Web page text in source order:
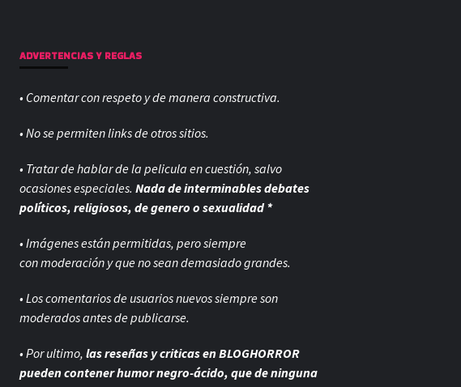
ADVERTENCIAS Y REGLAS
• Comentar con respeto y de manera constructiva.
• No se permiten links de otros sitios.
• Tratar de hablar de la pelicula en cuestión, salvo
ocasiones especiales.Nada de interminables debates
políticos, religiosos, de genero o sexualidad *
• Imágenes están permitidas, pero siempre
conmoderación y que no sean demasiado grandes.
• Los comentarios de usuarios nuevos siempre son
moderados antes de publicarse.
• Por ultimo,las reseñas y criticas en BLOGHORROR
pueden contener humor negro-ácido, que de ninguna